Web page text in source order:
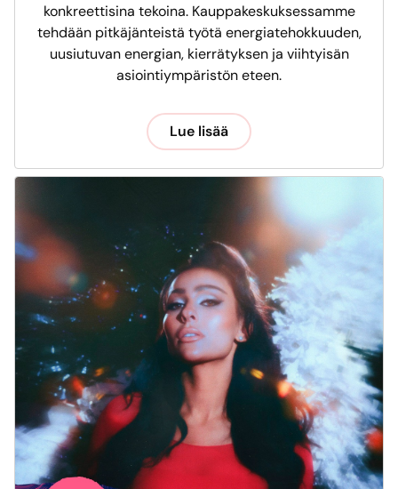
konkreettisina tekoina. Kauppakeskuksessamme
tehdään pitkäjänteistä työtä energiatehokkuuden,
uusiutuvan energian, kierrätyksen ja viihtyisän
asiointiympäristön eteen.
Lue lisää